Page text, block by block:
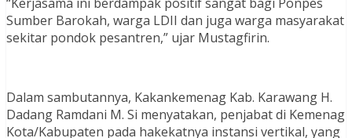
Sumber Barokah, warga LDII dan juga warga masyarakat
sekitar pondok pesantren,” ujar Mustagfirin.
Dalam sambutannya, Kakankemenag Kab. Karawang H.
Dadang Ramdani M. Si menyatakan, penjabat di Kemenag
Kota/Kabupaten pada hakekatnya instansi vertikal, yang